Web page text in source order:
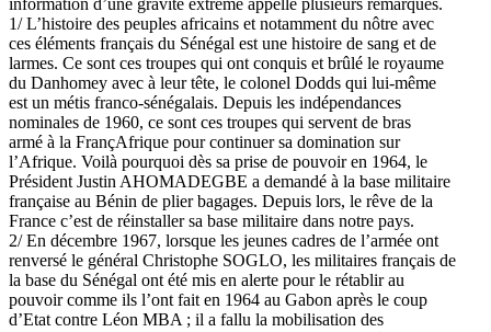
information d’une gravité extrême appelle plusieurs remarques.
1/ L’histoire des peuples africains et notamment du nôtre avec
ces éléments français du Sénégal est une histoire de sang et de
larmes. Ce sont ces troupes qui ont conquis et brûlé le royaume
du Danhomey avec à leur tête, le colonel Dodds qui lui-même
est un métis franco-sénégalais. Depuis les indépendances
nominales de 1960, ce sont ces troupes qui servent de bras
armé à la FrançAfrique pour continuer sa domination sur
l’Afrique. Voilà pourquoi dès sa prise de pouvoir en 1964, le
Président Justin AHOMADEGBE a demandé à la base militaire
française au Bénin de plier bagages. Depuis lors, le rêve de la
France c’est de réinstaller sa base militaire dans notre pays.
2/ En décembre 1967, lorsque les jeunes cadres de l’armée ont
renversé le général Christophe SOGLO, les militaires français de
la base du Sénégal ont été mis en alerte pour le rétablir au
pouvoir comme ils l’ont fait en 1964 au Gabon après le coup
d’Etat contre Léon MBA ; il a fallu la mobilisation des